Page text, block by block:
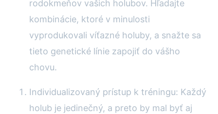
rodokmeňov vašich holubov. Hľadajte
kombinácie, ktoré v minulosti
vyprodukovali víťazné holuby, a snažte sa
tieto genetické línie zapojiť do vášho
chovu.
Individualizovaný prístup k tréningu: Každý
holub je jedinečný, a preto by mal byť aj